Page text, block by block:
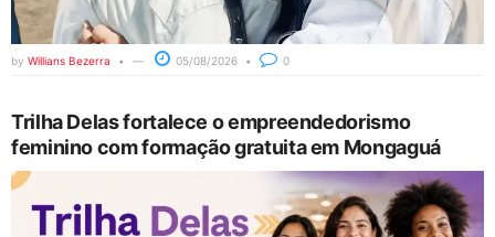
by Willians Bezerra 05/08/2026 0
Trilha Delas fortalece o empreendedorismo
feminino com formação gratuita em Mongaguá